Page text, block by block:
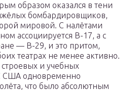
образом оказался в тени
бомбардировщиков,
мировой. С налётами
ассоциируется B-17, а с
— B-29, и это притом,
театрах не менее активно.
и учебных
США одновременно
что было абсолютным